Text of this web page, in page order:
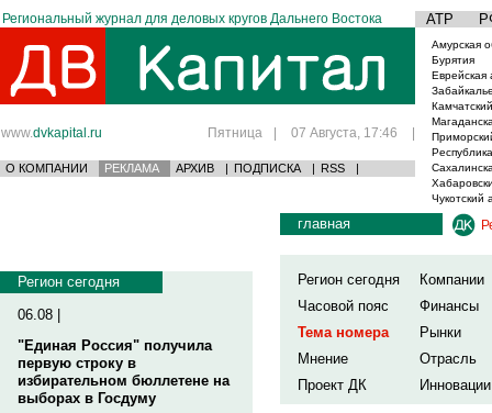
Региональный журнал для деловых кругов Дальнего Востока АТР
www.dvkapital.ru Пятница | 07 Августа, 17:46 |
О КОМПАНИИ РЕКЛАМА АРХИВ | ПОДПИСКА | RSS |
Амурская
Бурятия
Еврейская
Чукотский
Регион сегодня
06.08 |
"Единая Россия" получила
первую строку в
избирательном бюллетене на
выборах в Госдуму
главная
Регион сегодня
Компании
Часовой пояс
Финансы
Тема номера
Рынки
Мнение
Отрасль
Проект ДК
Инновации